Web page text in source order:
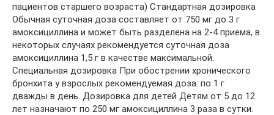
пациентов старшего возраста) Стандартная дозировка
Обычная суточная доза составляет от 750 мг до 3 г
амоксициллина и может быть разделена на 2-4 приема, в
некоторых случаях рекомендуется суточная доза
амоксициллина 1,5 г в качестве максимальной.
Специальная дозировка При обострении хронического
бронхита у взрослых рекомендуемая доза: по 1 г
дважды в день. Дозировка для детей Детям от 5 до 12
лет назначают по 250 мг амоксициллина 3 раза в сутки.